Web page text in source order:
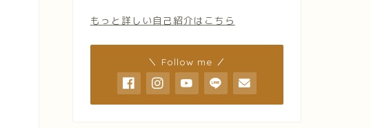
もっと詳しい自己紹介はこちら
＼ Follow me ／